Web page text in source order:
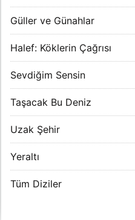
Güller ve Günahlar
Halef: Köklerin Çağrısı
Sevdiğim Sensin
Taşacak Bu Deniz
Uzak Şehir
Yeraltı
Tüm Diziler